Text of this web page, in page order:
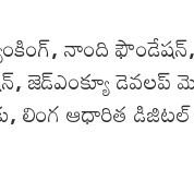
,నాంది ఫౌండేషన్,
,జెడ్ఎంక్యూ డెవలప్
,లింగ ఆధారిత డిజిటల్